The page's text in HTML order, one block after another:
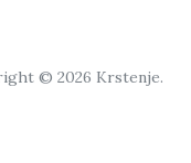
© 2026 Krstenje.